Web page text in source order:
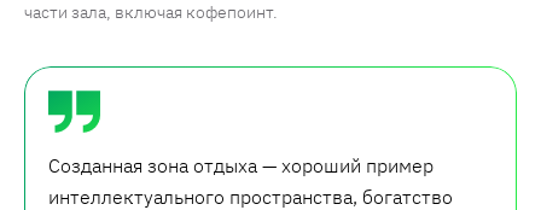
части зала, включая кофепоинт.
Созданная зона отдыха — хороший пример
интеллектуального пространства, богатство